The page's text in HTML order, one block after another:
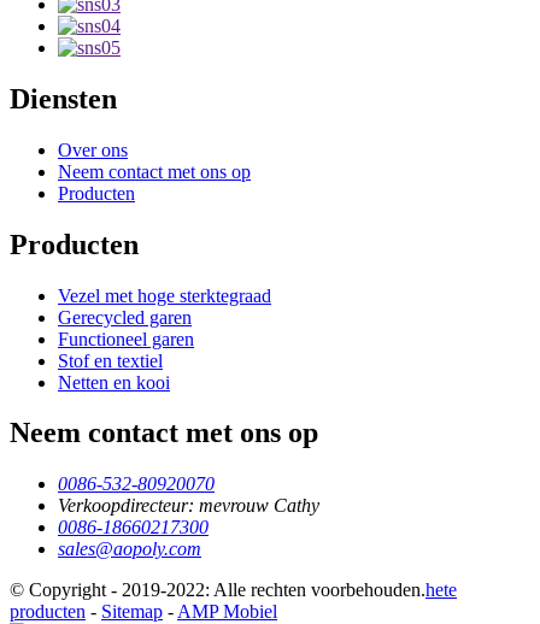
Diensten
Over ons
Neem contact met ons op
Producten
Producten
Vezel met hoge sterktegraad
Gerecycled garen
Functioneel garen
Stof en textiel
Netten en kooi
Neem contact met ons op
0086-532-80920070
Verkoopdirecteur: mevrouw Cathy
0086-18660217300
sales@aopoly.com
© Copyright - 2019-2022: Alle rechten voorbehouden.hete
producten - Sitemap - AMP Mobiel